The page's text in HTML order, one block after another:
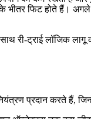
भीतर फिट होते हैं।
साथ री‑ट्राई लॉजिक
प्रदान करते हैं,